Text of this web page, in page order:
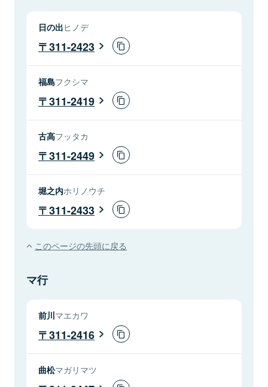
日の出ヒノデ
311-2423
福島フクシマ
311-2419
古高フッタカ
311-2449
堀之内ホリノウチ
311-2433
このページの先頭に戻る
マ行
前川マエカワ
311-2416
曲松マガリマツ